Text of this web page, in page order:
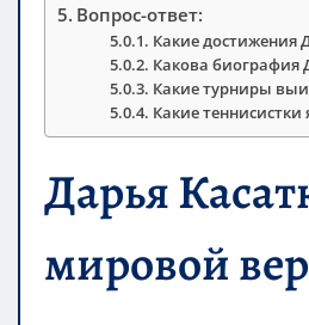
Вопрос-ответ:
Какие достижения
Какова биография
Какие турниры
Какие
Дарья
мировой